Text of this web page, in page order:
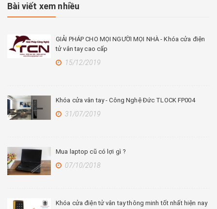
Bài viết xem nhiều
GIẢI PHÁP CHO MỌI NGƯỜI MỌI NHÀ - Khóa cửa điện
tử vân tay cao cấp
15/12/2019
Khóa cửa vân tay - Công Nghệ Đức TLOCK FP004
31/07/2019
Mua laptop cũ có lợi gì ?
07/10/2018
Khóa cửa điện tử vân tay thông minh tốt nhất hiện nay